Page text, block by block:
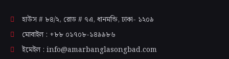
হাউস # ৮৪/২, রোড # ৭এ, ধানমন্ডি, ঢাকা- ১২০৯
মোবাইল : +৮৮ ০১৭০৮-১৪৯৯৮৬
ইমেইল : info@amarbanglasongbad.com